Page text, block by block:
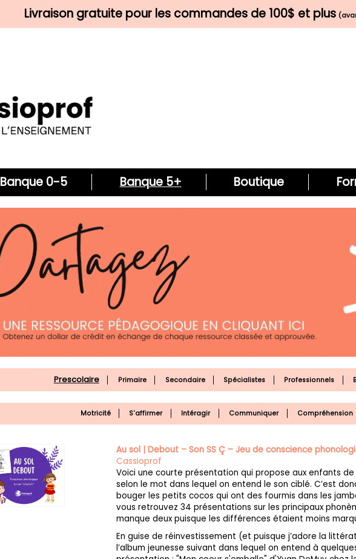
Livraison gratuite pour les commandes de 100$ et plus
Banque 0-5 Banque 5+ Boutique
Prescolaire Primaire Secondaire Spécialistes Professionnels
Motricité S'affirmer Intéragir Communiquer Compréhension
Au sol | Debout – Son SS Ç – Jeu de conscience
Cassioprof
Voici une courte présentation qui propose aux enfants
selon le mot dans lequel on entend le son ciblé. C’est
bouger les petits cocos qui ont des fourmis dans les
vous retrouvez 34 présentations sur les principaux
manque deux puisque les différences étaient moins
En guise de réinvestissement (et puisque j’adore la
l’album jeunesse suivant dans lequel on entend à